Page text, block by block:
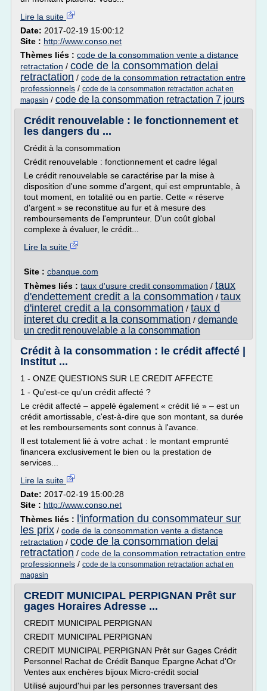
Lire la suite
Date: 2017-02-19 15:00:12
Site : http://www.conso.net
Thèmes liés : code de la consommation vente a distance
retractation / code de la consommation delai
retractation / code de la consommation retractation entre
professionnels / code de la consommation retractation achat en
magasin / code de la consommation retractation 7 jours
Crédit renouvelable : le fonctionnement et
les dangers du ...
Crédit à la consommation
Crédit renouvelable : fonctionnement et cadre légal
Le crédit renouvelable se caractérise par la mise à
disposition d'une somme d'argent, qui est empruntable, à
tout moment, en totalité ou en partie. Cette « réserve
d'argent » se reconstitue au fur et à mesure des
remboursements de l'emprunteur. D'un coût global
complexe à évaluer, le crédit...
Lire la suite
Site : cbanque.com
Thèmes liés : taux d'usure credit consommation / taux
d'endettement credit a la consommation / taux
d'interet credit a la consommation / taux d
interet du credit a la consommation / demande
un credit renouvelable a la consommation
Crédit à la consommation : le crédit affecté |
Institut ...
1 - ONZE QUESTIONS SUR LE CREDIT AFFECTE
1 - Qu'est-ce qu'un crédit affecté ?
Le crédit affecté – appelé également « crédit lié » – est un
crédit amortissable, c'est-à-dire que son montant, sa durée
et les remboursements sont connus à l'avance.
Il est totalement lié à votre achat : le montant emprunté
financera exclusivement le bien ou la prestation de
services...
Lire la suite
Date: 2017-02-19 15:00:28
Site : http://www.conso.net
Thèmes liés :
l'information du consommateur sur
les prix / code de la consommation vente a distance
retractation / code de la consommation delai
retractation / code de la consommation retractation entre
professionnels / code de la consommation retractation achat en
magasin
CREDIT MUNICIPAL PERPIGNAN Prêt sur
gages Horaires Adresse ...
CREDIT MUNICIPAL PERPIGNAN
CREDIT MUNICIPAL PERPIGNAN
CREDIT MUNICIPAL PERPIGNAN Prêt sur Gages Crédit
Personnel Rachat de Crédit Banque Epargne Achat d'Or
Ventes aux enchères bijoux Micro-crédit social
Utilisé aujourd'hui par les personnes traversant des